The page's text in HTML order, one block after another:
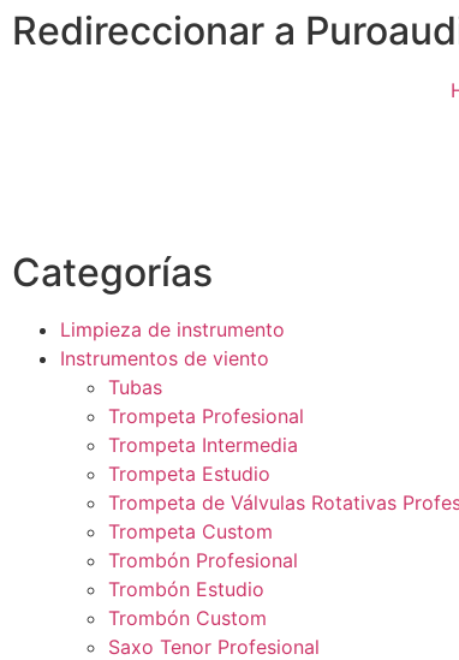
Redireccionar a
Categorías
Limpieza de instrumento
Instrumentos de viento
Tubas
Trompeta Profesional
Trompeta Intermedia
Trompeta Estudio
Trompeta de Válvulas Rotativas
Trompeta Custom
Trombón Profesional
Trombón Estudio
Trombón Custom
Saxo Tenor Profesional